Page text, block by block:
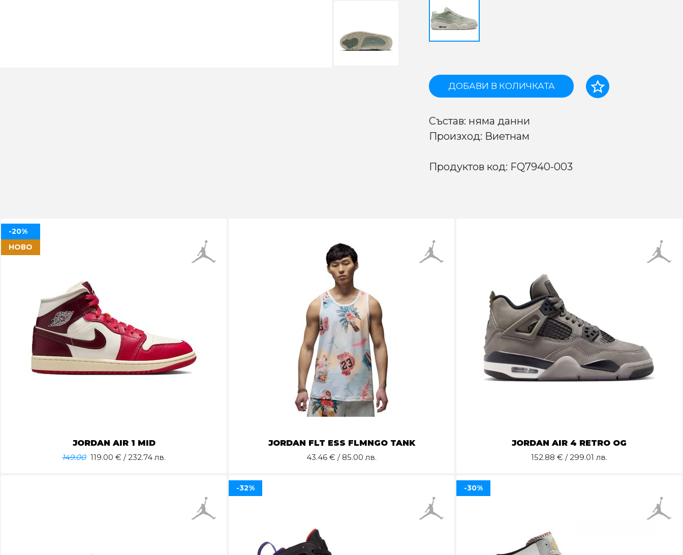
ДОБАВИ В КОЛИЧКАТА
Състав: няма данни
Произход: Виетнам
Продуктов код: FQ7940-003
JORDAN AIR 1 MID
149.00 119.00 € / 232.74 лв.
-20%
НОВО
JORDAN FLT ESS FLMNGO TANK
43.46 € / 85.00 лв.
JORDAN AIR 4 RETRO OG
152.88 € / 299.01 лв.
-32% -30%